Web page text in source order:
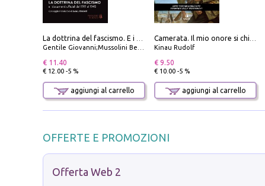
La dottrina del fascismo. E i documenti ufficiali dal 1919 al 1945
Gentile Giovanni;Mussolini Benito
€ 11.40
€ 12.00 -5 %
aggiungi al carrello
Camerata. Il mio onore si chiama fedeltà
Kinau Rudolf
€ 9.50
€ 10.00 -5 %
aggiungi al carrello
OFFERTE E PROMOZIONI
Offerta Web 2